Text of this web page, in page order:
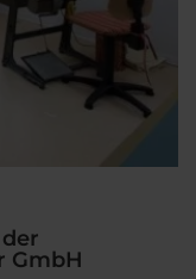
GmbH